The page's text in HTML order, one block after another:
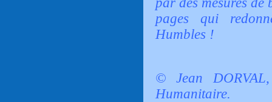
pages qui
Humbles !
© Jean
Humanitaire.